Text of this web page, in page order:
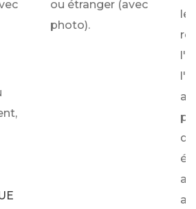
ou étranger (avec
photo).
le